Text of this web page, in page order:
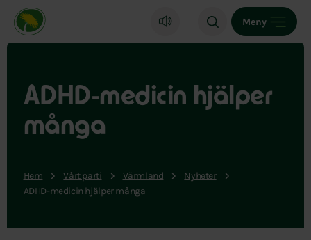
Miljöpartiet de gröna, startsida
Meny
ADHD-medicin hjälper
många
Hem Vårt parti Värmland
Nyheter
ADHD-medicin hjälper många